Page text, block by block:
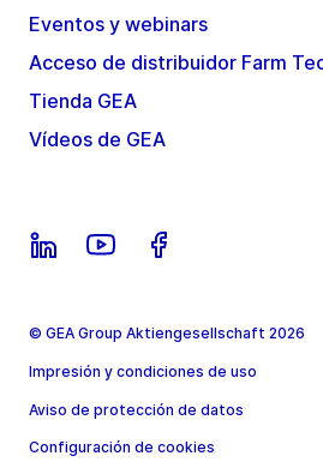
Eventos y webinars
Acceso de distribuidor Farm
Tienda GEA
Vídeos de GEA
© GEA Group Aktiengesellschaft 2026
Impresión y condiciones de uso
Aviso de protección de datos
Configuración de cookies